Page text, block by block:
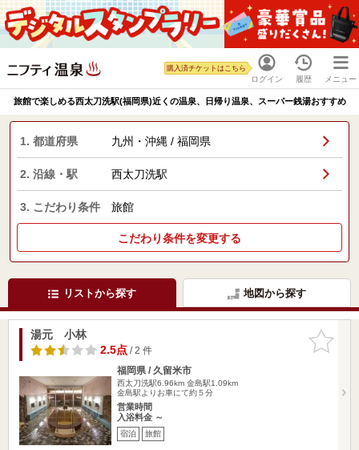
ログイン
購入済チケットはこちら
履歴 メニュー
旅館で楽しめる西太刀洗駅(福岡県)近くの温泉、日帰り温泉、スーパー銭湯おすすめ
1. 都道府県 九州・沖縄 / 福岡県
2. 沿線・駅 西太刀洗駅
3. こだわり条件 旅館
こだわり条件を変更する
リストから探す 地図から探す
お気に入
りに追加
湯元 小林
2.5点/ 2 件
福岡県 / 久留米市
西太刀洗駅6.96km 金島駅1.09km
金島駅よりお車にて約５分
営業時間
入浴料金 ～
宿泊 旅館